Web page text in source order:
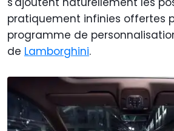
pratiquement infinies offertes
programme de
de Lamborghini.